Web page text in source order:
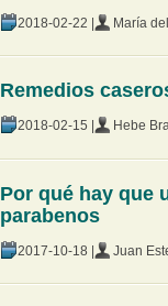
2018-02-22 | María
Remedios
2018-02-15 | Hebe
Por qué hay que
parabenos
2017-10-18 | Juan